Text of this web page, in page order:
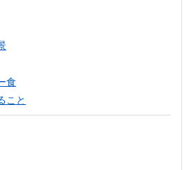
食
こと